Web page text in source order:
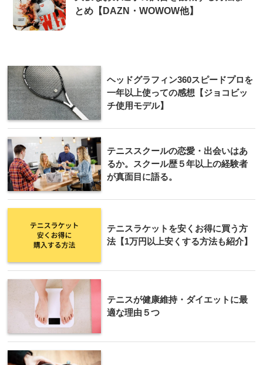
とめ【DAZN・WOWOW他】
ヘッドグラフィン360スピードプロを
一年以上使っての感想【ジョコビッ
チ使用モデル】
テニススクールの恋愛・出会いはあ
るか。スクール歴５年以上の経験者
が真面目に語る。
テニスラケットを安くお得に買う方
法【1万円以上安くする方法も紹介】
テニスが健康維持・ダイエットに最
適な理由５つ